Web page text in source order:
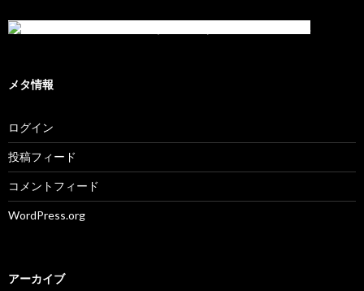
メタ情報
ログイン
投稿フィード
コメントフィード
WordPress.org
アーカイブ